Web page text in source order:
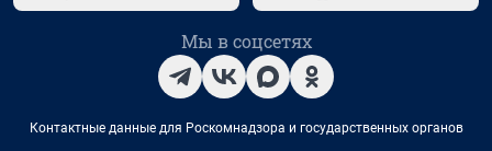
Мы в соцсетях
Контактные данные для Роскомнадзора и государственных органов